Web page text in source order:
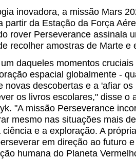
inovadora, a missão Mars
partir da Estação da Força
rover Perseverance assinala
recolher amostras de Marte e
daqueles momentos
espacial globalmente -
novas descobertas e a 'afiar
os livros escolares," disse o
"A missão Perseverance
mesmo nas situações mais
e a exploração. A
em direção ao futuro
humana do Planeta